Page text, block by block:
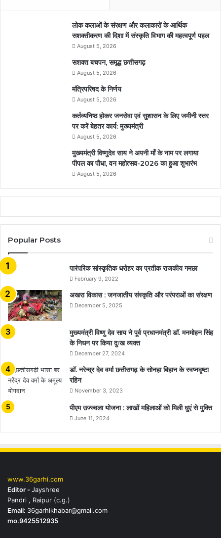
लोक कलाओं के संरक्षण और कलाकारों के आर्थिक
सशक्तीकरण की दिशा में संस्कृति विभाग की महत्वपूर्ण पहल
August 5, 2026
सशक्त बचपन, समृद्ध छत्तीसगढ़
August 5, 2026
मंत्रिपरिषद के निर्णय
August 5, 2026
कर्तव्यनिष्ठ होकर जनसेवा एवं सुशासन के लिए जमीनी स्तर
पर करें बेहतर कार्य: मुख्यमंत्री
August 5, 2026
मुख्यमंत्री विष्णुदेव साय ने अपनी माँ के नाम पर लगाया
पीपल का पौधा, वन महोत्सव-2026 का हुआ शुभारंभ
August 5, 2026
Popular Posts
​​​​​​​पारंपरिक सांस्कृतिक धरोहर का प्रतीक राजकीय गमछा
February 9, 2022
अखरा विकास : जनजातीय संस्कृति और परंपराओं का संरक्षण
December 5, 2025
मुख्यमंत्री विष्णु देव साय ने पूर्व प्रधानमंत्री डॉ. मनमोहन सिंह
के निधन पर किया दुःख व्यक्त
December 27, 2024
डॉ. नरेन्द्र देव वर्मा छत्तीसगढ़ के सोनहा बिहान के स्वप्नदृष्टा
रहिन
November 3, 2023
पीएम उज्ज्वला योजना : लाखों महिलाओं को मिली धुएं से मुक्ति
June 11, 2024
www.36garhi.com
Editor -Jayshree
Pandri , Raipur (c.g.)
Email: 36garhikhabar@gmail.com
mo.9425512935